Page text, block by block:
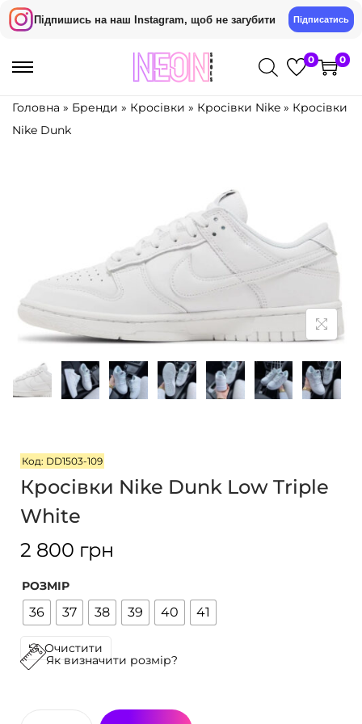
Підпишись на наш Instagram, щоб не загубити Підписатись
П
и
о
а
в
г
а
П
и
о
м
і
т
у
0 0
Головна » Бренди » Кросівки » Кросівки Nike » Кросівки
Nike Dunk
Код: DD1503-109
Кросівки Nike Dunk Low Triple
White
2 800 грн
РОЗМІР
36 37 38 39 40 41
Очистити
Як визначити розмір?